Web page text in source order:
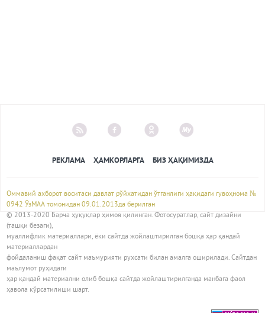
РЕКЛАМА ҲАМКОРЛАРГА БИЗ ҲАҚИМИЗДА
Оммавий ахборот воситаси давлат рўйхатидан ўтганлиги ҳақидаги гувоҳнома №
0942 ЎзМАА томонидан 09.01.2013да берилган
© 2013-2020 Барча ҳуқуқлар ҳимоя қилинган. Фотосуратлар, сайт дизайни
(ташқи безаги),
муаллифлик материаллари, ёки сайтда жойлаштирилган бошқа ҳар қандай
материаллардан
фойдаланиш фақат сайт маъмурияти рухсати билан амалга оширилади. Сайтдан
маълумот руҳидаги
ҳар қандай материални олиб бошқа сайтда жойлаштирилганда манбага фаол
ҳавола кўрсатилиши шарт.